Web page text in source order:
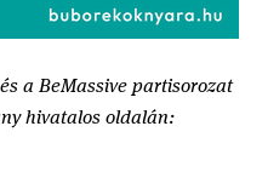
a BeMassive partisorozat
hivatalos oldalán: